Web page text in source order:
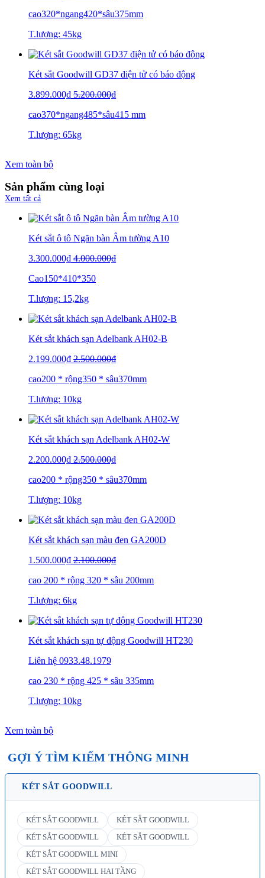
cao320*ngang420*sâu375mm
T.lượng: 45kg
Két sắt Goodwill GD37 điện tử có báo động
3.899.000₫ 5.200.000₫
cao370*ngang485*sâu415 mm
T.lượng: 65kg
Xem toàn bộ
Sản phẩm cùng loại
Xem tất cả
Két sắt ô tô Ngăn bàn Âm tường A10
3.300.000₫ 4.000.000₫
Cao150*410*350
T.lượng: 15,2kg
Két sắt khách sạn Adelbank AH02-B
2.199.000₫ 2.500.000₫
cao200 * rộng350 * sâu370mm
T.lượng: 10kg
Két sắt khách sạn Adelbank AH02-W
2.200.000₫ 2.500.000₫
cao200 * rộng350 * sâu370mm
T.lượng: 10kg
Két sắt khách sạn màu đen GA200D
1.500.000₫ 2.100.000₫
cao 200 * rộng 320 * sâu 200mm
T.lượng: 6kg
Két sắt khách sạn tự động Goodwill HT230
Liên hệ 0933.48.1979
cao 230 * rộng 425 * sâu 335mm
T.lượng: 10kg
Xem toàn bộ
GỢI Ý TÌM KIẾM THÔNG MINH
KÉT SẮT GOODWILL
KÉT SẮT GOODWILL KÉT SẮT GOODWILL
KÉT SẮT GOODWILL KÉT SẮT GOODWILL
KÉT SẮT GOODWILL MINI
KÉT SẮT GOODWILL HAI TẦNG